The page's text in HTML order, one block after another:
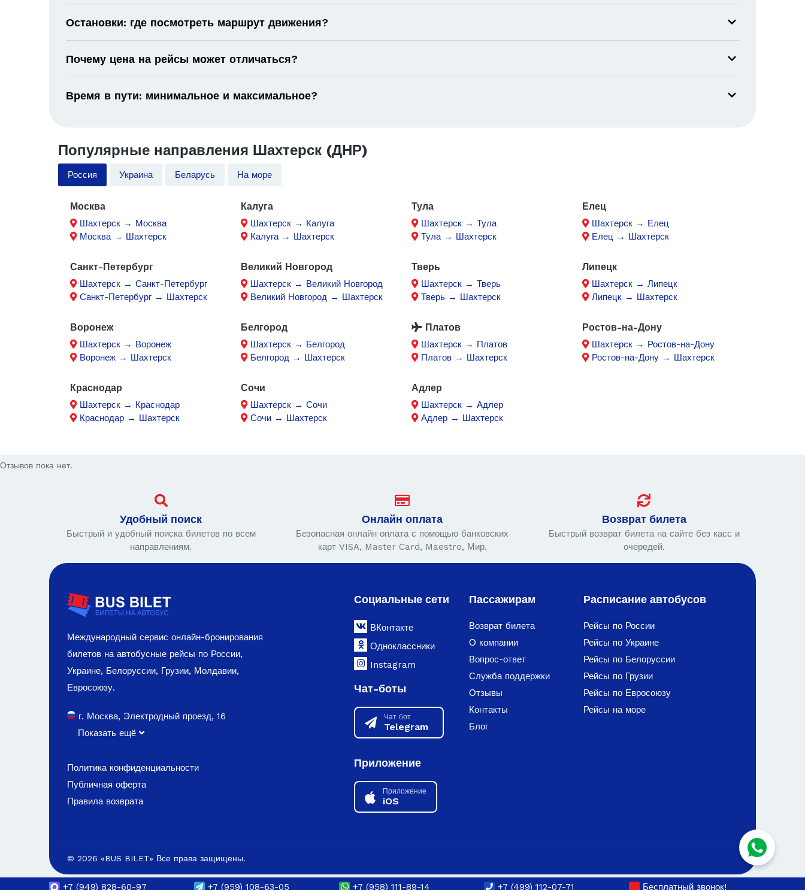
Остановки: где посмотреть маршрут движения?
Почему цена на рейсы может отличаться?
Время в пути: минимальное и максимальное?
Популярные направления Шахтерск (ДНР)
Россия Украина Беларусь На море
Москва
Шахтерск → Москва
Москва → Шахтерск
Калуга
Шахтерск → Калуга
Калуга → Шахтерск
Тула
Шахтерск → Тула
Тула → Шахтерск
Елец
Шахтерск → Елец
Елец → Шахтерск
Санкт-Петербург
Шахтерск → Санкт-Петербург
Санкт-Петербург → Шахтерск
Великий Новгород
Шахтерск → Великий Новгород
Великий Новгород → Шахтерск
Тверь
Шахтерск → Тверь
Тверь → Шахтерск
Липецк
Шахтерск → Липецк
Липецк → Шахтерск
Воронеж
Шахтерск → Воронеж
Воронеж → Шахтерск
Белгород
Шахтерск → Белгород
Белгород → Шахтерск
Платов
Шахтерск → Платов
Платов → Шахтерск
Ростов-на-Дону
Шахтерск → Ростов-на-Дону
Ростов-на-Дону → Шахтерск
Краснодар
Шахтерск → Краснодар
Краснодар → Шахтерск
Сочи
Шахтерск → Сочи
Сочи → Шахтерск
Адлер
Шахтерск → Адлер
Адлер → Шахтерск
Отзывов пока нет.
Удобный поиск
Быстрый и удобный поиска билетов по всем
направлениям.
Онлайн оплата
Безопасная онлайн оплата с помощью банковских
карт VISA, Master Card, Maestro, Мир.
Возврат билета
Быстрый возврат билета на сайте без касс и
очередей.
Международный сервис онлайн-бронирования
билетов на автобусные рейсы по России,
Украине, Белоруссии, Грузии, Молдавии,
Евросоюзу.
г. Москва, Электродный проезд, 16
Показать ещё
Политика конфиденциальности
Публичная оферта
Правила возврата
Социальные сети
ВКонтакте
Одноклассники
Instagram
Чат-боты
Чат бот
Telegram
Приложение
Приложение
iOS
Пассажирам
Возврат билета
О компании
Вопрос-ответ
Служба поддержки
Отзывы
Контакты
Блог
Расписание автобусов
Рейсы по России
Рейсы по Украине
Рейсы по Белоруссии
Рейсы по Грузии
Рейсы по Евросоюзу
Рейсы на море
© 2026 «BUS BILET» Все права защищены.
+7 (949) 828-60-97 +7 (959) 108-63-05 +7 (958) 111-89-14 +7 (499) 112-07-71 Бесплатный звонок!